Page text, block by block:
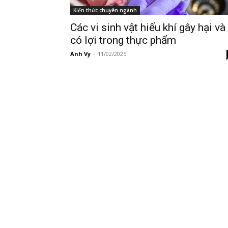
Kiến thức chuyên ngành
Các vi sinh vật hiếu khí gây hại và
có lợi trong thực phẩm
Anh Vy - 11/02/2025